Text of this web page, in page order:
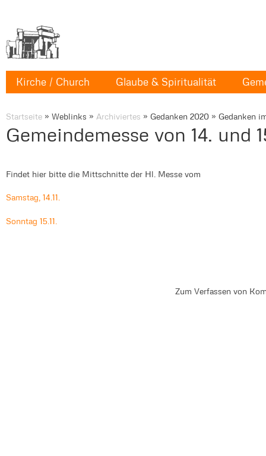
Kirche / Church Glaube & Spiritualität
Startseite » Weblinks » Archiviertes » Gedanken 2020 » Gedanken
Gemeindemesse von 14. und
Findet hier bitte die Mittschnitte der Hl. Messe vom
Samstag, 14.11.
Sonntag 15.11.
Zum Verfassen von